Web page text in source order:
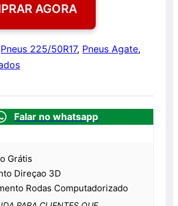
AGORA
Pneus 225/50R17, Pneus Agate,
Falar no whatsapp
Grátis
Direçao 3D
Rodas Computadorizado